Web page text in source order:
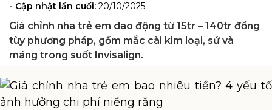
- Cập nhật lần cuối: 20/10/2025
Giá chỉnh nha trẻ em dao động từ 15tr – 140tr đồng
tùy phương pháp, gồm mắc cài kim loại, sứ và
máng trong suốt Invisalign.